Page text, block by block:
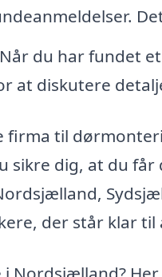
Når du har fundet
at diskutere
til
sikre dig, at du
der står klar til